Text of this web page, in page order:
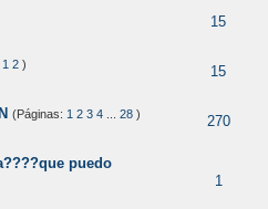
15
1 2 )
15
(Páginas: 1 2 3 4 28 )
270
puedo
1